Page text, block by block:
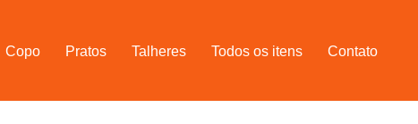
Copo Pratos Talheres Todos os itens Contato